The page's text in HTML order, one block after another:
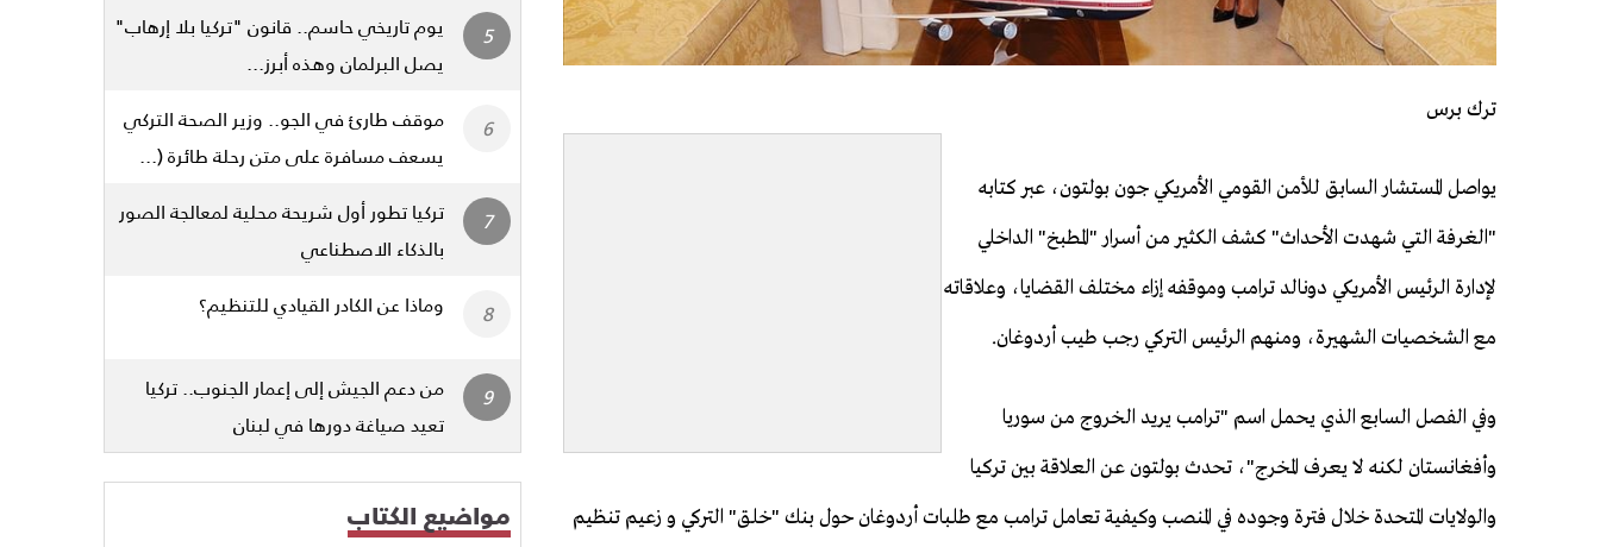
ترك برس
يواصل المستشار السابق للأمن القومي الأمريكي جون بولتون، عبر كتابه
"الغرفة التي شهدت الأحداث" كشف الكثير من أسرار "المطبخ" الداخلي
لإدارة الرئيس الأمريكي دونالد ترامب وموقفه إزاء مختلف القضايا، وعلاقاته
مع الشخصيات الشهيرة، ومنهم الرئيس التركي رجب طيب أردوغان.
وفي الفصل السابع الذي يحمل اسم "ترامب يريد الخروج من سوريا
وأفغانستان لكنه لا يعرف المخرج"، تحدث بولتون عن العلاقة بين تركيا
والولايات المتحدة خلال فترة وجوده في المنصب وكيفية تعامل ترامب مع طلبات أردوغان حول بنك "خلق" التركي و زعيم تنظيم
يوم تاريخي حاسم.. قانون "تركيا بلا إرهاب"
يصل البرلمان وهذه أبرز...
موقف طارئ في الجو.. وزير الصحة التركي
يسعف مسافرة على متن رحلة طائرة (...
تركيا تطور أول شريحة محلية لمعالجة الصور
بالذكاء الاصطناعي
وماذا عن الكادر القيادي للتنظيم؟
من دعم الجيش إلى إعمار الجنوب.. تركيا
تعيد صياغة دورها في لبنان
مواضيع الكتاب